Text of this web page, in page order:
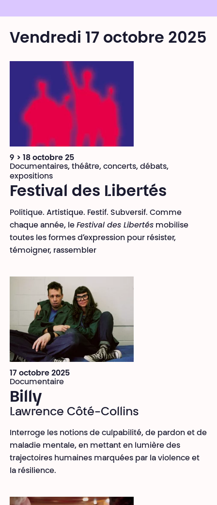
Vendredi 17 octobre 2025
9 > 18 octobre 25
Documentaires, théâtre, concerts, débats,
expositions
Festival des Libertés
Politique. Artistique. Festif. Subversif. Comme
chaque année, le Festival des Libertés mobilise
toutes les formes d’expression pour résister,
témoigner, rassembler
17 octobre 2025
Documentaire
Billy
Lawrence Côté-Collins
Interroge les notions de culpabilité, de pardon et de
maladie mentale, en mettant en lumière des
trajectoires humaines marquées par la violence et
la résilience.